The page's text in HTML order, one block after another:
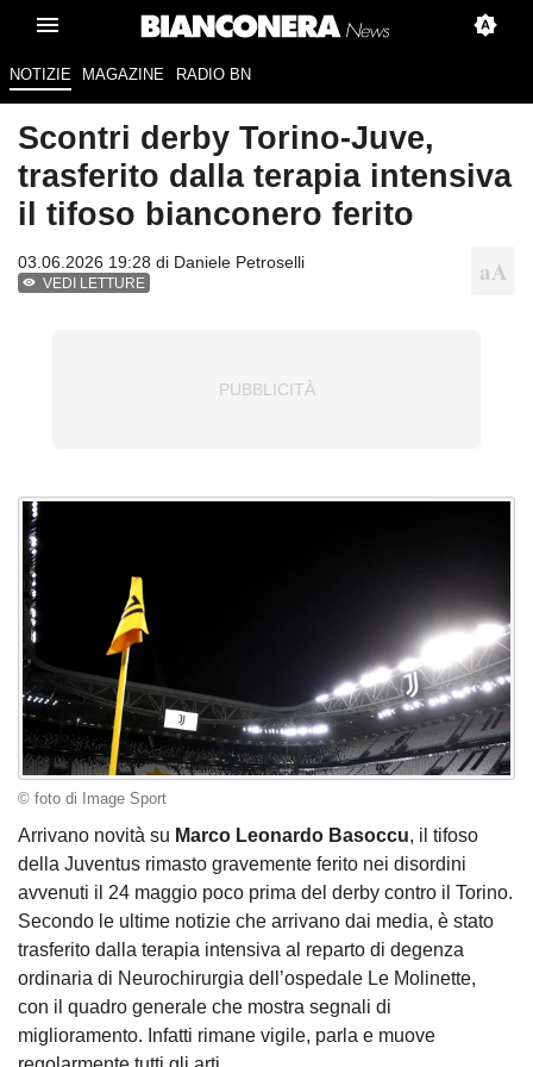
NOTIZIE MAGAZINE RADIO BN
Scontri derby Torino-Juve,
trasferito dalla terapia intensiva
il tifoso bianconero ferito
03.06.2026 19:28 di Daniele Petroselli
VEDI LETTURE
© foto di Image Sport
Arrivano novità su Marco Leonardo Basoccu, il tifoso
della Juventus rimasto gravemente ferito nei disordini
avvenuti il 24 maggio poco prima del derby contro il Torino.
Secondo le ultime notizie che arrivano dai media, è stato
trasferito dalla terapia intensiva al reparto di degenza
ordinaria di Neurochirurgia dell’ospedale Le Molinette,
con il quadro generale che mostra segnali di
miglioramento. Infatti rimane vigile, parla e muove